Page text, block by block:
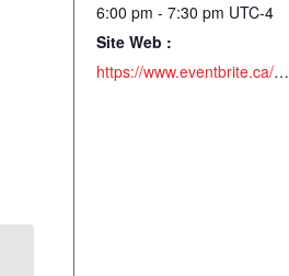
6:00 pm - 7:30 pm UTC-4
Site Web :
https://www.eventbrite.ca/e/courts-metrages-short-films-usek-tickets-1989149818654?aff=ebdsoporgprofile#organizer-card